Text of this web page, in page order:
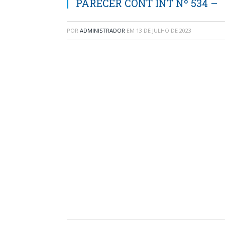
PARECER CONT INT Nº 534 –
POR ADMINISTRADOR EM 13 DE JULHO DE 2023